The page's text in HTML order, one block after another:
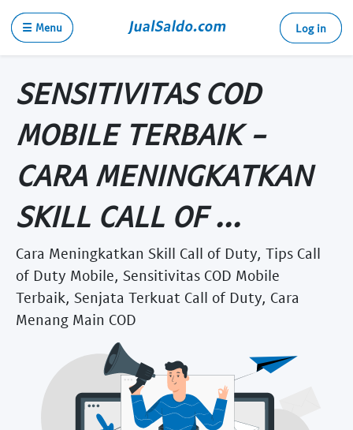
☰ Menu Log in
SENSITIVITAS COD
MOBILE TERBAIK -
CARA MENINGKATKAN
SKILL CALL OF ...
Cara Meningkatkan Skill Call of Duty, Tips Call
of Duty Mobile, Sensitivitas COD Mobile
Terbaik, Senjata Terkuat Call of Duty, Cara
Menang Main COD